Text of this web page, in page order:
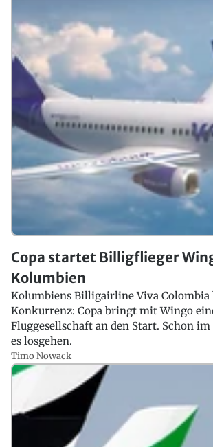
Copa startet Billigflieger
Kolumbien
Kolumbiens Billigairline Viva
Konkurrenz: Copa bringt mit Wingo
Fluggesellschaft an den Start. Schon im
es losgehen.
Timo Nowack